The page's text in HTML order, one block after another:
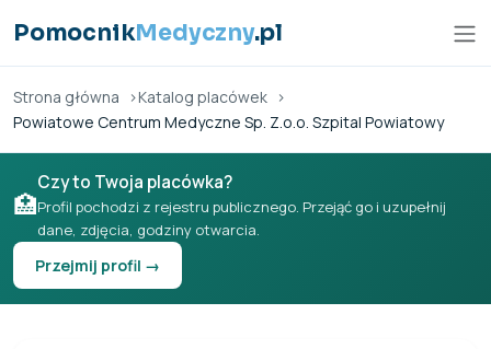
PomocnikMedyczny.pl
Strona główna
Katalog placówek
Powiatowe Centrum Medyczne Sp. Z.o.o. Szpital Powiatowy
🏥
Czy to Twoja placówka?
Profil pochodzi z rejestru publicznego. Przejąć go i uzupełnij
dane, zdjęcia, godziny otwarcia.
Przejmij profil →